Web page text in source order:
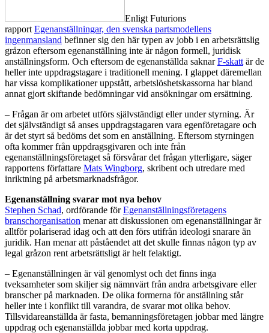
Enligt Futurions
rapport Egenanställningar, den svenska partsmodellens
ingenmansland befinner sig den här typen av jobb i en arbetsrättslig
gråzon eftersom egenanställning inte är någon formell, juridisk
anställningsform. Och eftersom de egenanställda saknarF-skatt är de
heller inte uppdragstagare i traditionell mening. I glappet däremellan
har vissa komplikationer uppstått, arbetslöshetskassorna har bland
annat gjort skiftande bedömningar vid ansökningar om ersättning.
– Frågan är om arbetet utförs självständigt eller under styrning. Är
det självständigt så anses uppdragstagaren vara egenföretagare och
är det styrt så bedöms det som en anställning. Eftersom styrningen
ofta kommer från uppdragsgivaren och inte från
egenanställningsföretaget så försvårar det frågan ytterligare, säger
rapportens författare Mats Wingborg, skribent och utredare med
inriktning på arbetsmarknadsfrågor.
Egenanställning svarar mot nya behov
Stephen Schad, ordförande förEgenanställningsföretagens
branschorganisation menar att diskussionen om egenanställningar är
alltför polariserad idag och att den förs utifrån ideologi snarare än
juridik. Han menar att påståendet att det skulle finnas någon typ av
legal gråzon rent arbetsrättsligt är helt felaktigt.
– Egenanställningen är väl genomlyst och det finns inga
tveksamheter som skiljer sig nämnvärt från andra arbetsgivare eller
branscher på marknaden. De olika formerna för anställning står
heller inte i konflikt till varandra, de svarar mot olika behov.
Tillsvidareanställda är fasta, bemanningsföretagen jobbar med längre
uppdrag och egenanställda jobbar med korta uppdrag.